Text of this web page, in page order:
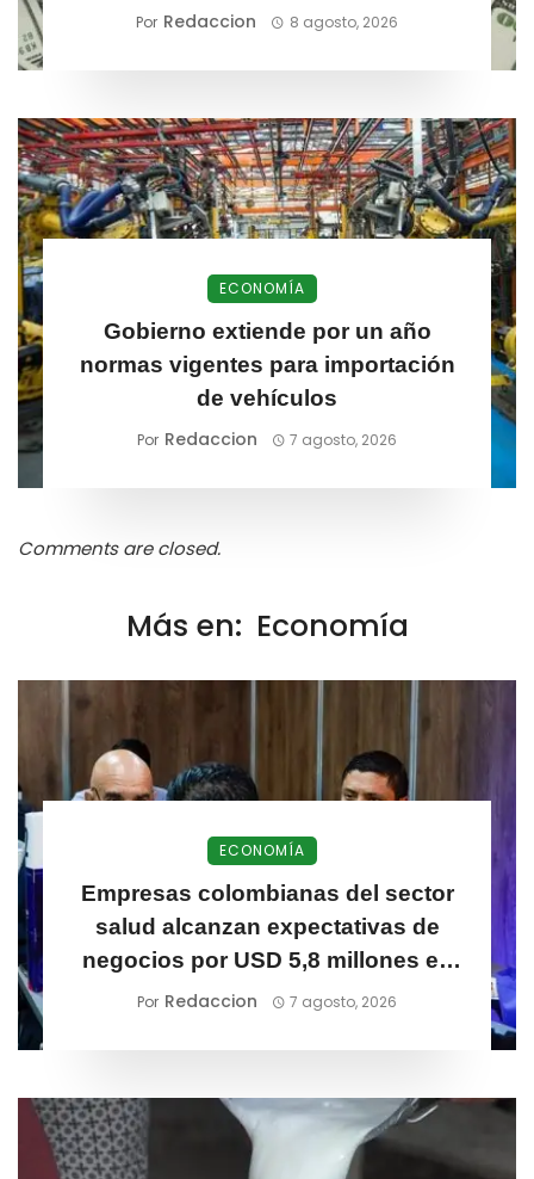
estratégicos
Por Redaccion 8 agosto, 2026
ECONOMÍA
Gobierno extiende por un año
normas vigentes para importación
de vehículos
Por Redaccion 7 agosto, 2026
Comments are closed.
Más en: Economía
ECONOMÍA
Empresas colombianas del sector
salud alcanzan expectativas de
negocios por USD 5,8 millones en
Meditech 2026
Por Redaccion 7 agosto, 2026